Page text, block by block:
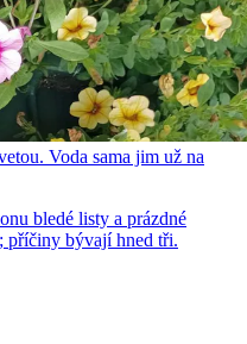
Voda sama jim už na
bledé listy a prázdné
příčiny bývají hned tři.